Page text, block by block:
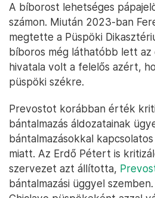
A bíborost lehetséges
számon. Miután 2023-ban
megtette a Püspöki
bíboros még láthatóbb lett az
hivatala volt a felelős azért,
püspöki székre.
Prevostot korábban érték
bántalmazás áldozatainak
bántalmazásokkal
miatt. Az Erdő Pétert is
szervezet azt állította,
bántalmazási üggyel